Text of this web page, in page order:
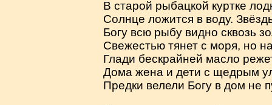
В старой рыбацкой куртке
Солнце ложится в воду.
Богу всю рыбу видно сквозь
Свежестью тянет с моря, но
Глади бескрайней масло
Дома жена и дети с щедрым
Предки велели Богу в дом не